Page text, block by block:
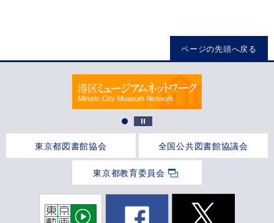
ページの先頭へ戻る
東京都図書館協会 全国公共図書館協議会
東京都教育委員会